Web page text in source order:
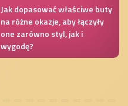
Jak dopasować właściwe buty
na różne okazje, aby łączyły
one zarówno styl, jak i
wygodę?